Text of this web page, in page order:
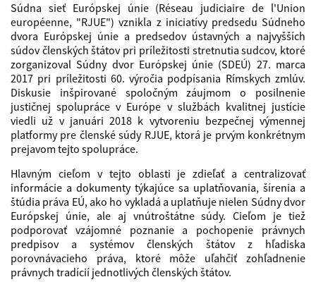
Súdna sieť Európskej únie (Réseau judiciaire de l'Union
européenne, "RJUE") vznikla z iniciatívy predsedu Súdneho
dvora Európskej únie a predsedov ústavných a najvyšších
súdov členských štátov pri príležitosti stretnutia sudcov, ktoré
zorganizoval Súdny dvor Európskej únie (SDEÚ) 27. marca
2017 pri príležitosti 60. výročia podpísania Rímskych zmlúv.
Diskusie inšpirované spoločným záujmom o posilnenie
justičnej spolupráce v Európe v službách kvalitnej justície
viedli už v januári 2018 k vytvoreniu bezpečnej výmennej
platformy pre členské súdy RJUE, ktorá je prvým konkrétnym
prejavom tejto spolupráce.
Hlavným cieľom v tejto oblasti je zdieľať a centralizovať
informácie a dokumenty týkajúce sa uplatňovania, šírenia a
štúdia práva EÚ, ako ho vykladá a uplatňuje nielen Súdny dvor
Európskej únie, ale aj vnútroštátne súdy. Cieľom je tiež
podporovať vzájomné poznanie a pochopenie právnych
predpisov a systémov členských štátov z hľadiska
porovnávacieho práva, ktoré môže uľahčiť zohľadnenie
právnych tradícií jednotlivých členských štátov.